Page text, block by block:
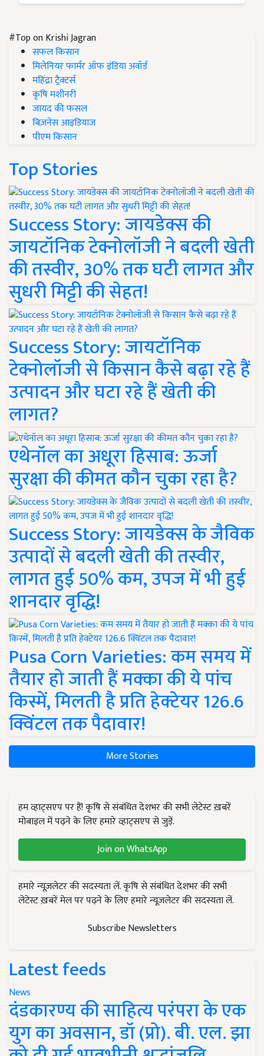
#Top on Krishi Jagran
सफल किसान
मिलेनियर फार्मर ऑफ इंडिया अवॉर्ड
महिंद्रा ट्रैक्टर्स
कृषि मशीनरी
जायद की फसल
बिज़नेस आइडियाज
पीएम किसान
Top Stories
Success Story: जायडेक्स की
जायटॉनिक टेक्नोलॉजी ने बदली खेती
की तस्वीर, 30% तक घटी लागत और
सुधरी मिट्टी की सेहत!
Success Story: जायटॉनिक
टेक्नोलॉजी से किसान कैसे बढ़ा रहे हैं
उत्पादन और घटा रहे हैं खेती की
लागत?
एथेनॉल का अधूरा हिसाब: ऊर्जा
सुरक्षा की कीमत कौन चुका रहा है?
Success Story: जायडेक्स के जैविक
उत्पादों से बदली खेती की तस्वीर,
लागत हुई 50% कम, उपज में भी हुई
शानदार वृद्धि!
Pusa Corn Varieties: कम समय में
तैयार हो जाती हैं मक्का की ये पांच
किस्में, मिलती है प्रति हेक्टेयर 126.6
क्विंटल तक पैदावार!
More Stories
हम व्हाट्सएप पर हैं! कृषि से संबंधित देशभर की सभी लेटेस्ट ख़बरें
मोबाइल में पढ़ने के लिए हमारे व्हाट्सएप से जुड़ें.
Join on WhatsApp
हमारे न्यूज़लेटर की सदस्यता लें. कृषि से संबंधित देशभर की सभी
लेटेस्ट ख़बरें मेल पर पढ़ने के लिए हमारे न्यूज़लेटर की सदस्यता लें.
Subscribe Newsletters
Latest feeds
News
दंडकारण्य की साहित्य परंपरा के एक
युग का अवसान, डॉ (प्रो). बी. एल. झा